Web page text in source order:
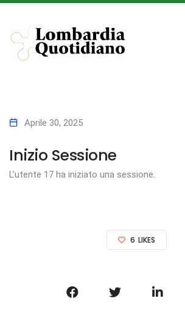
Aprile 30, 2025
Inizio Sessione
L’utente 17 ha iniziato una sessione.
6 LIKES